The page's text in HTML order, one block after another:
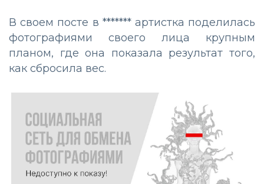
В своем посте в ******* артистка поделилась
фотографиями своего лица крупным
планом, где она показала результат того,
как сбросила вес.